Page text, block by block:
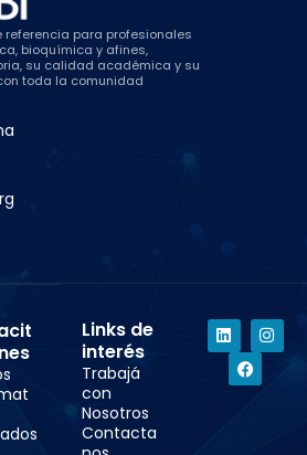
referencia para profesionales
bioquímica y afines,
su calidad académica y su
toda la comunidad
Links de
interés
Trabajá
con
Nosotros
Contacta